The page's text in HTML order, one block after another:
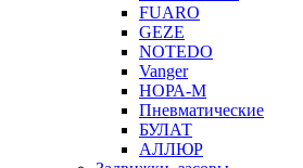
FUARO
GEZE
NOTEDO
Vanger
НОРА-М
Пневматические
БУЛАТ
АЛЛЮР